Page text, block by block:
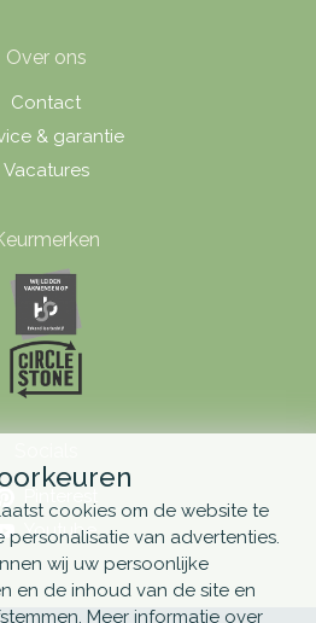
Over ons
Contact
& garantie
Vacatures
Youtube
cookies om de website te
personalisatie van advertenties.
wij uw persoonlijke
en de inhoud van de site en
Meer informatie over